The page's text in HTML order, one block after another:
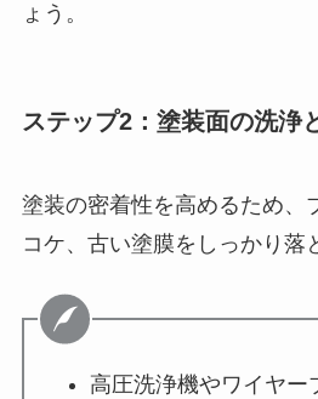
ょう。
ステップ2：塗装面の洗浄
塗装の密着性を高めるため、
コケ、古い塗膜をしっかり落
高圧洗浄機やワイヤー